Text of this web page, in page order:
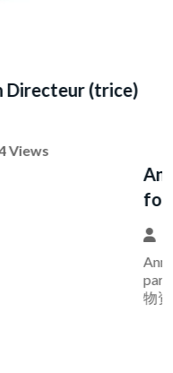
pour l’achat de
lachat-de-fournitures-
国铝业几内亚有限公司